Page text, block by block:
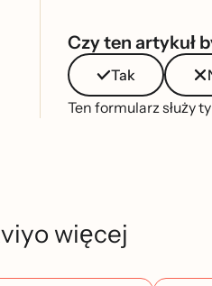
Czy ten artykuł
Tak
Ten formularz służy
więcej